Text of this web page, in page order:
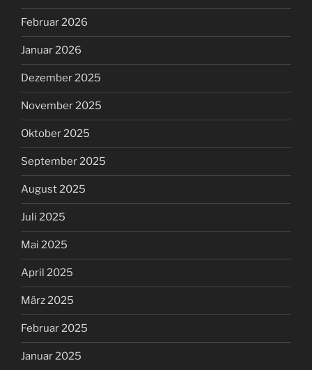
Februar 2026
Januar 2026
Dezember 2025
November 2025
Oktober 2025
September 2025
August 2025
Juli 2025
Mai 2025
April 2025
März 2025
Februar 2025
Januar 2025